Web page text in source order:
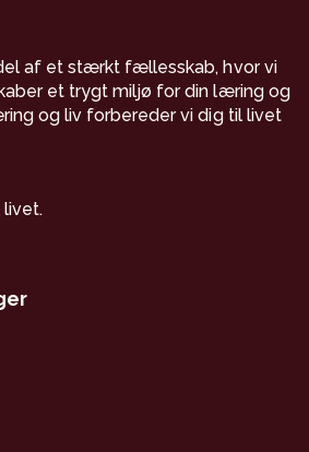
af et stærkt fællesskab, hvor vi
et trygt miljø for din læring og
og liv forbereder vi dig til livet
livet.